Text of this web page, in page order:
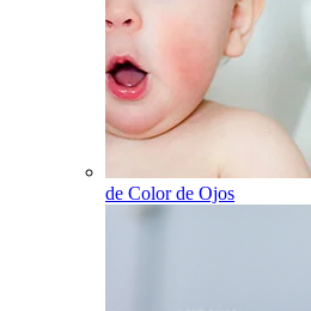
de Color de Ojos